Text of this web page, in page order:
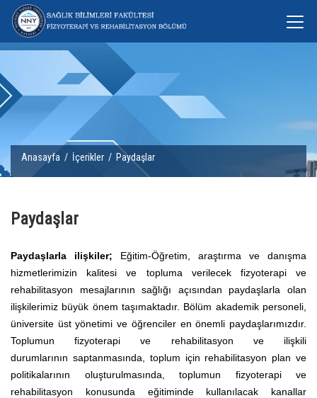
Anasayfa / İçerikler / Paydaşlar
Paydaşlar
Paydaşlarla ilişkiler; Eğitim-Öğretim, araştırma ve danışma
hizmetlerimizin kalitesi ve topluma verilecek fizyoterapi ve
rehabilitasyon mesajlarının sağlığı açısından paydaşlarla olan
ilişkilerimiz büyük önem taşımaktadır. Bölüm akademik personeli,
üniversite üst yönetimi ve öğrenciler en önemli paydaşlarımızdır.
Toplumun fizyoterapi ve rehabilitasyon ve ilişkili
durumlarının saptanmasında, toplum için rehabilitasyon plan ve
politikalarının oluşturulmasında, toplumun fizyoterapi ve
rehabilitasyon konusunda eğitiminde kullanılacak kanallar